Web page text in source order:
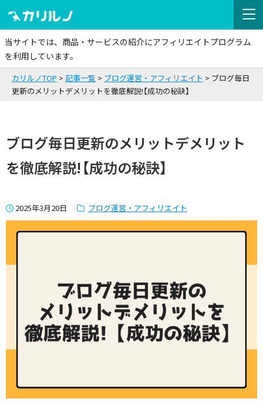
当サイトでは、商品・サービスの紹介にアフィリエイトプログラム
を利用しています。
カリルノTOP 記事一覧 ブログ運営・アフィリエイト
ブログ毎日
更新のメリットデメリットを徹底解説!【成功の秘訣】
ブログ毎日更新のメリットデメリット
を徹底解説!【成功の秘訣】
2025年3月20日 ブログ運営・アフィリエイト